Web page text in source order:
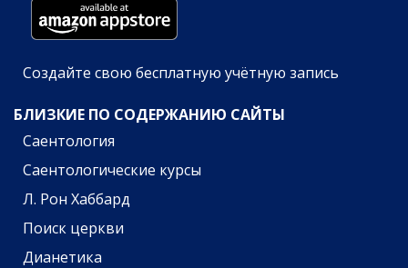
Создайте свою бесплатную учётную запись
БЛИЗКИЕ ПО СОДЕРЖАНИЮ САЙТЫ
Саентология
Саентологические курсы
Л. Рон Хаббард
Поиск церкви
Дианетика